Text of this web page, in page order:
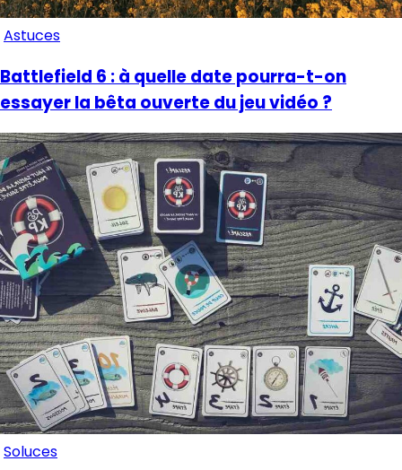
Astuces
Battlefield 6 : à quelle date pourra-t-on
essayer la bêta ouverte du jeu vidéo ?
Soluces